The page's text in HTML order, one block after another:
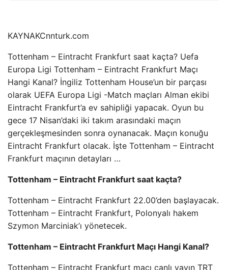
KAYNAKCnnturk.com
Tottenham – Eintracht Frankfurt saat kaçta? Uefa
Europa Ligi Tottenham – Eintracht Frankfurt Maçı
Hangi Kanal? İngiliz Tottenham House’un bir parçası
olarak UEFA Europa Ligi -Match maçları Alman ekibi
Eintracht Frankfurt’a ev sahipliği yapacak. Oyun bu
gece 17 Nisan’daki iki takım arasındaki maçın
gerçekleşmesinden sonra oynanacak. Maçın konuğu
Eintracht Frankfurt olacak. İşte Tottenham – Eintracht
Frankfurt maçının detayları …
Tottenham – Eintracht Frankfurt saat kaçta?
Tottenham – Eintracht Frankfurt 22.00’den başlayacak.
Tottenham – Eintracht Frankfurt, Polonyalı hakem
Szymon Marciniak’ı yönetecek.
Tottenham – Eintracht Frankfurt Maçı Hangi Kanal?
Tottenham – Eintracht Frankfurt maçı canlı yayın TRT